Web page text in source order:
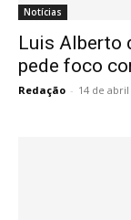
Notícias
Luis Alberto
pede foco
Redação - 14 de abril